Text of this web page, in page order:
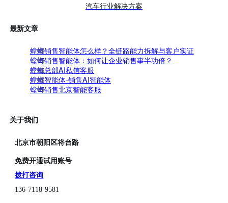
汽车行业解决方案
最新文章
螳螂销售智能体怎么样？全链路能力拆解与客户实证
螳螂销售智能体：如何让企业销售事半功倍？
螳螂总部AI私信客服
螳螂智能体-销售AI智能体
螳螂销售北京智能客服
关于我们
北京市朝阳区将台路
免费开通试用账号
拨打咨询
136-7118-9581